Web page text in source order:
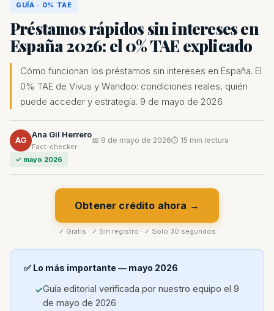
GUÍA · 0% TAE
Préstamos rápidos sin intereses en
España 2026: el 0% TAE explicado
Cómo funcionan los préstamos sin intereses en España. El
0% TAE de Vivus y Wandoo: condiciones reales, quién
puede acceder y estrategia. 9 de mayo de 2026.
AG
Ana Gil Herrero
Fact-checker
📅 9 de mayo de 2026⏱ 15 min lectura
✓ mayo 2026
Obtener crédito ahora →
✓ Gratis · ✓ Sin registro · ✓ Solo 30 segundos
✅ Lo más importante — mayo 2026
Guía editorial verificada por nuestro equipo el 9
de mayo de 2026